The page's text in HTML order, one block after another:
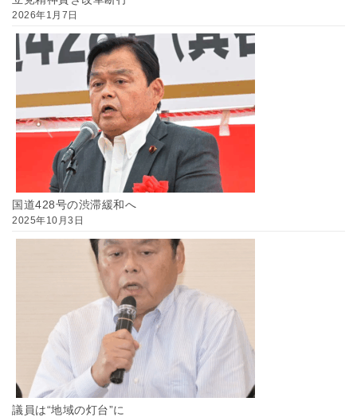
2026年1月7日
国道428号の渋滞緩和へ
2025年10月3日
議員は“地域の灯台”に